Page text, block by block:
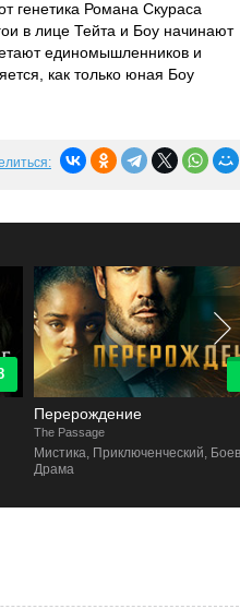
генетика Романа Скураса
в лице Тейта и Боу начинают
единомышленников и
как только юная Боу
8.5
Перерождение
The Passage
Мистика, Приключенческий, Боевик,
Драма